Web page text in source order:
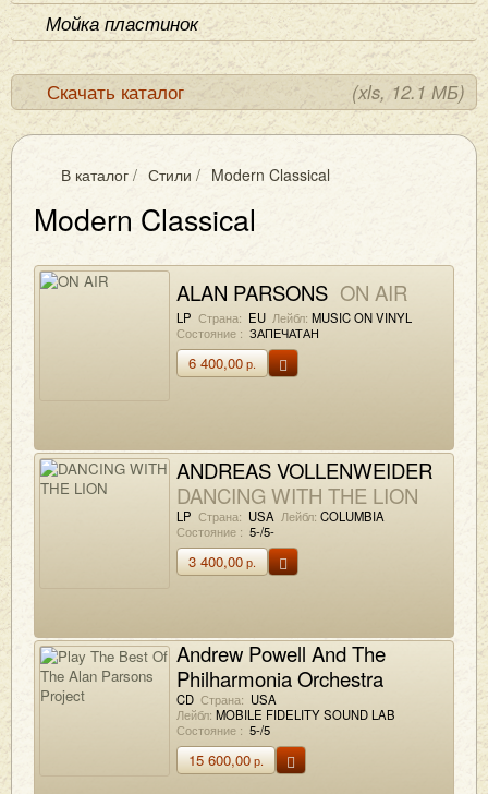
Мойка пластинок
Скачать каталог (xls, 12.1 МБ)
В каталог / Стили / Modern Classical
Modern Classical
ALAN PARSONS ON AIR
LP Страна: EU Лейбл: MUSIC ON VINYL
Состояние : ЗАПЕЧАТАН
6 400,00р.
ANDREAS VOLLENWEIDER
DANCING WITH THE LION
LP Страна: USA Лейбл: COLUMBIA
Состояние : 5-/5-
3 400,00р.
Andrew Powell And The
Philharmonia Orchestra
Play The Best Of The Alan
Parsons Project
CD Страна: USA
Лейбл: MOBILE FIDELITY SOUND LAB
Состояние : 5-/5
15 600,00р.